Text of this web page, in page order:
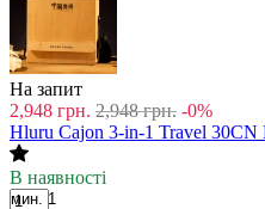
На запит
2,948 грн. 2,948 грн. -0%
Hluru Cajon 3-in-1 Travel 30CN
В наявності
мин. 1